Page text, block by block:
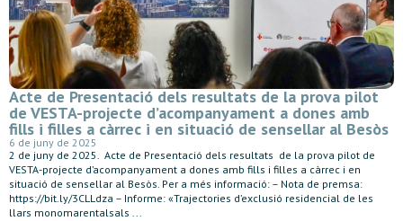
Acte de Presentació dels resultats de la prova pilot
de VESTA-projecte d’acompanyament a dones amb
fills i filles a càrrec i en situació de sensellar al Besòs
6 de juny de 2025
2 de juny de 2025. Acte de Presentació dels resultats de la prova pilot de
VESTA-projecte d’acompanyament a dones amb fills i filles a càrrec i en
situació de sensellar al Besòs. Per a més informació: – Nota de premsa:
https://bit.ly/3CLLdza – Informe: «Trajectories d’exclusió residencial de les
llars monomarentalsals ...